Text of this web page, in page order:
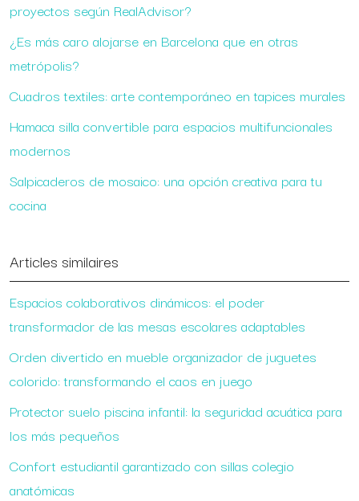
proyectos según RealAdvisor?
¿Es más caro alojarse en Barcelona que en otras
metrópolis?
Cuadros textiles: arte contemporáneo en tapices murales
Hamaca silla convertible para espacios multifuncionales
modernos
Salpicaderos de mosaico: una opción creativa para tu
cocina
Articles similaires
Espacios colaborativos dinámicos: el poder
transformador de las mesas escolares adaptables
Orden divertido en mueble organizador de juguetes
colorido: transformando el caos en juego
Protector suelo piscina infantil: la seguridad acuática para
los más pequeños
Confort estudiantil garantizado con sillas colegio
anatómicas